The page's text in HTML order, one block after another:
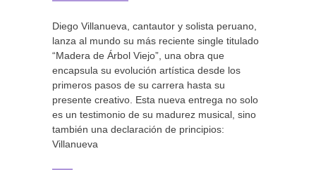
Diego Villanueva, cantautor y solista peruano,
lanza al mundo su más reciente single titulado
“Madera de Árbol Viejo”, una obra que
encapsula su evolución artística desde los
primeros pasos de su carrera hasta su
presente creativo. Esta nueva entrega no solo
es un testimonio de su madurez musical, sino
también una declaración de principios:
Villanueva